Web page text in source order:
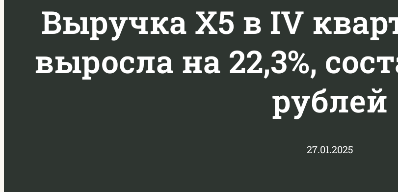
Выручка X5 в IV
выросла на 22,3%,
рублей
27.01.2025